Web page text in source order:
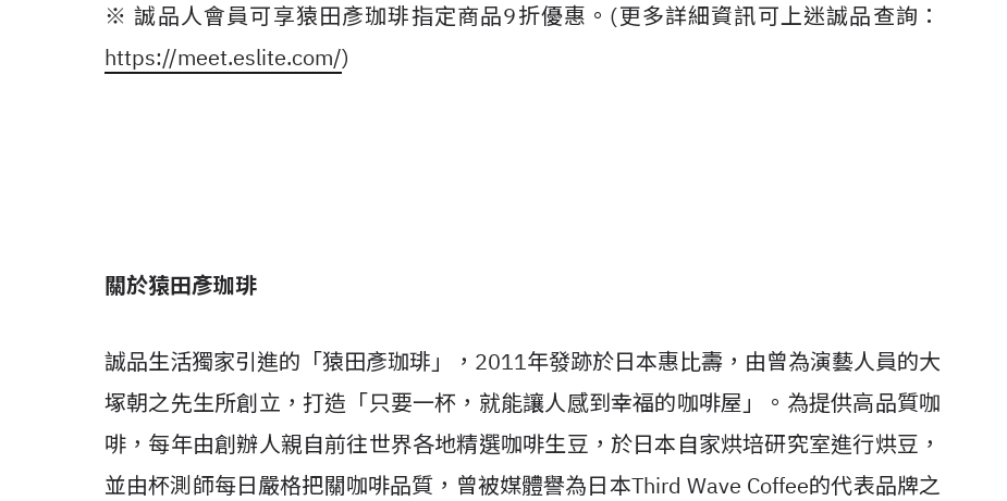
※ 誠品人會員可享猿田彥珈琲指定商品9折優惠。(更多詳細資訊可上迷誠品查詢：
https://meet.eslite.com/)
關於猿田彥珈琲
誠品生活獨家引進的「猿田彥珈琲」，2011年發跡於日本惠比壽，由曾為演藝人員的大
塚朝之先生所創立，打造「只要一杯，就能讓人感到幸福的咖啡屋」。為提供高品質咖
啡，每年由創辦人親自前往世界各地精選咖啡生豆，於日本自家烘培研究室進行烘豆，
並由杯測師每日嚴格把關咖啡品質，曾被媒體譽為日本Third Wave Coffee的代表品牌之